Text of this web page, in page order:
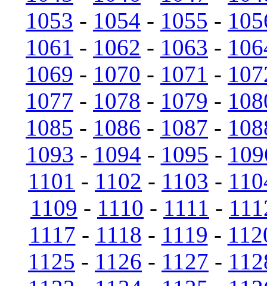
1053 - 1054 - 1055 -
1061 - 1062 - 1063 -
1069 - 1070 - 1071 -
1077 - 1078 - 1079 -
1085 - 1086 - 1087 -
1093 - 1094 - 1095 -
1101 - 1102 - 1103 -
1109 - 1110 - 1111 -
1117 - 1118 - 1119 -
1125 - 1126 - 1127 -